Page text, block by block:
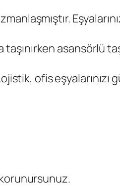
asansörlü
ofis eşyalarınızı
korunursunuz.